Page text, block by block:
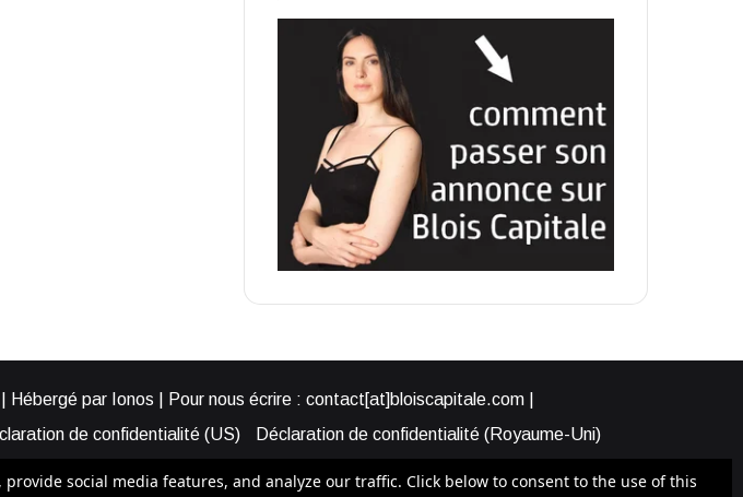
par Ionos | Pour nous écrire : contact[at]bloiscapitale.com |
de confidentialité (US)
Déclaration de confidentialité (Royaume-Uni)
social media features, and analyze our traffic. Click below to consent to the use of this